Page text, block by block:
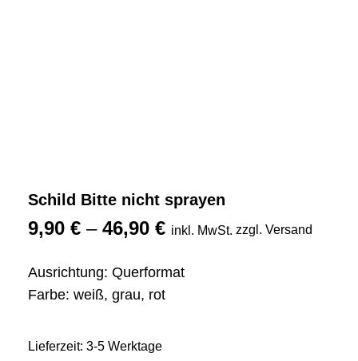
Schild Bitte nicht sprayen
9,90 € – 46,90 € inkl. MwSt. zzgl. Versand
Ausrichtung: Querformat
Farbe: weiß, grau, rot
Lieferzeit: 3-5 Werktage